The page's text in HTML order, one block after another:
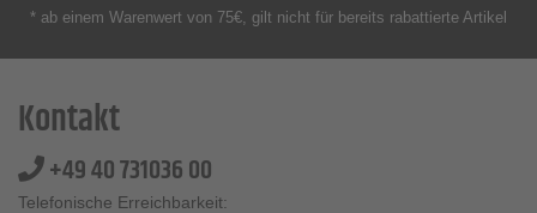
* ab einem Warenwert von 75€, gilt nicht für bereits rabattierte Artikel
Kontakt
+49 40 731036 00
Telefonische Erreichbarkeit: